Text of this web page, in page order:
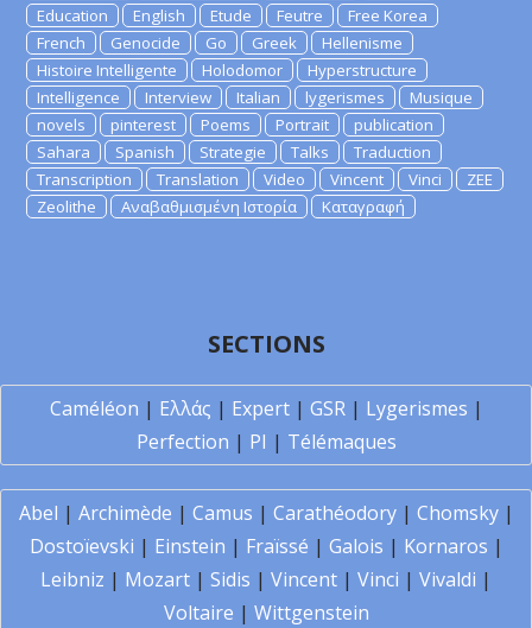
Education
English Etude Feutre
Free Korea
French
Genocide Go Greek
Hellenisme
Histoire Intelligente
Holodomor
Hyperstructure
Intelligence
Interview Italian lygerismes
Musique
novels
pinterest Poems Portrait
publication
Sahara
Spanish Strategie Talks
Traduction
Transcription
Translation Video Vincent Vinci
ZEE
Zeolithe
Αναβαθμισμένη Ιστορία Καταγραφή
SECTIONS
Caméléon | Ελλάς | Expert| GSR| Lygerismes |
Perfection | PI | Télémaques
Abel | Archimède | Camus | Carathéodory| Chomsky|
Dostoïevski | Einstein | Fraïssé | Galois | Kornaros |
Leibniz | Mozart | Sidis | Vincent | Vinci | Vivaldi |
Voltaire | Wittgenstein